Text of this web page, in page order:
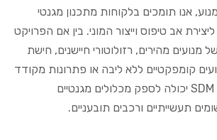
אנו תומכים בלקוחות מתכנון מגנטי
אב טיפוס וייצור המוני. בין אם הפרויקט
מנועים מהירים, רזולוטורי חיישנים, חישת
קומפקטיים ללא ליבה או פתרונות מקודד
מגנטי, SDM Magnetics יכולה לספק מכלולים מגנטיים
תעשייתיים ורכבים תובעניים.